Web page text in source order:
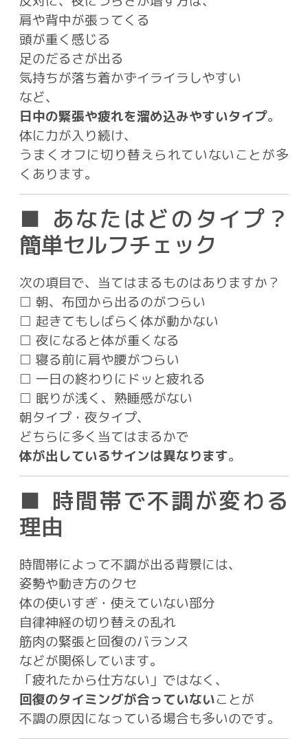
肩や背中が張ってくる
頭が重く感じる
足のだるさが出る
気持ちが落ち着かずイライラしやすい
など、
日中の緊張や疲れを溜め込みやすいタイプ。
体に力が入り続け、
うまくオフに切り替えられていないことが多
くあります。
■ あなたはどのタイプ？
簡単セルフチェック
次の項目で、当てはまるものはありますか？
□ 朝、布団から出るのがつらい
□ 起きてもしばらく体が動かない
□ 夜になると体が重くなる
□ 寝る前に肩や腰がつらい
□ 一日の終わりにドッと疲れる
□ 眠りが浅く、熟睡感がない
朝タイプ・夜タイプ、
どちらに多く当てはまるかで
体が出しているサインは異なります。
■ 時間帯で不調が変わる
理由
時間帯によって不調が出る背景には、
姿勢や動き方のクセ
体の使いすぎ・使えていない部分
自律神経の切り替えの乱れ
筋肉の緊張と回復のバランス
などが関係しています。
「疲れたから仕方ない」ではなく、
回復のタイミングが合っていないことが
不調の原因になっている場合も多いのです。